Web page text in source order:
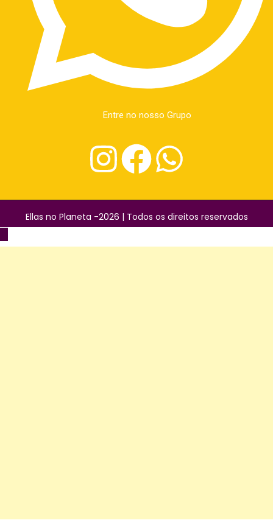
Entre no nosso Grupo
Ellas no Planeta -2026 | Todos os direitos reservados